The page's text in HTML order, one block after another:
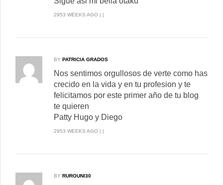
2953 WEEKS AGO | |
BY PATRICIA GRADOS
Nos sentimos orgullosos de verte como has
crecido en la vida y en tu profesion y te
felicitamos por este primer año de tu blog
te quieren
Patty Hugo y Diego
2953 WEEKS AGO | |
BY RUROUNI30